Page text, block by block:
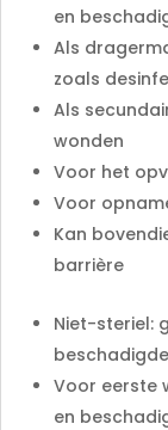
en
Als
zoals
Als
wonden
Voor het
Voor
Kan
barrière
Niet-steriel:
Voor eerste
en